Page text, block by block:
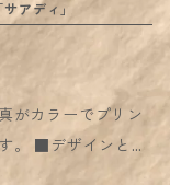
ました。 さらに、
人気のインド・バ
ブウシ土偶」も新
カードとして送る
120円切手を貼っ
ていくにつれ、同
で、 マスキングテ
ジ〜水
。 （オレンジ色の
アディ」
がカラーでプリン
とペ